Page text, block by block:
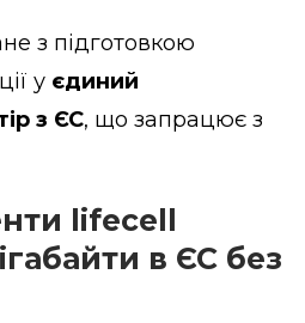
з підготовкою
у єдиний
з ЄС, що запрацює з
lifecell
в ЄС без